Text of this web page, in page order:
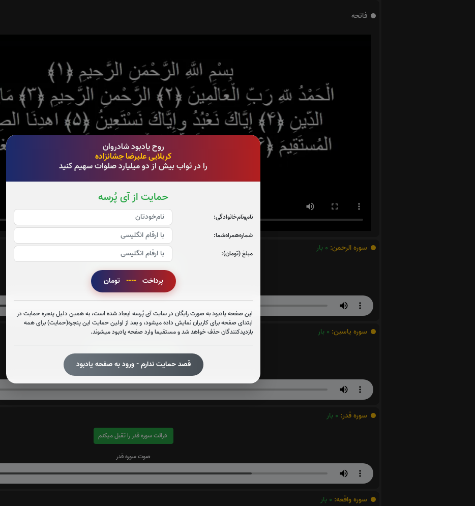
روح یادبود شادروان
کربلایی علیرضا جشانزاده
را در ثواب بیش از دو میلیارد صلوات سهیم کنید
حمایت از آی پُرسه
نام‌و‌نام‌خانوادگی:
شماره‌همراه‌شما:
مبلغ (تومان):
پرداخت ---- تومان
این صفحه یادبود به صورت رایگان در سایت آی پُرسه ایجاد شده است، به همین دلیل پنجره حمایت در
ابتدای صفحه برای کاربران نمایش داده میشود، و بعد از اولین حمایت این پنجره(حمایت) برای همه
بازدیدکنندگان حذف خواهد شد و مستقیما وارد صفحه یادبود میشوند.
قصد حمایت ندارم - ورود به صفحه یادبود
فاتحه
سوره الرحمن: 0 بار
قرائت سوره الرحمن را تقبل میکنم
سوره یاسین: 0 بار
قرائت سوره یاسین را تقبل میکنم
سوره قدر: 0 بار
قرائت سوره قدر را تقبل میکنم
صوت سوره قدر
سوره واقعه: 0 بار